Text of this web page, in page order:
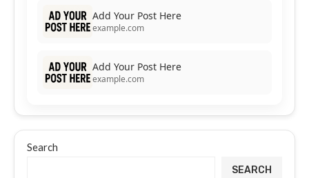
Add Your Post Here
example.com
Add Your Post Here
example.com
Search
SEARCH